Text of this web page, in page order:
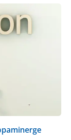
eine weitere
am Kopf des